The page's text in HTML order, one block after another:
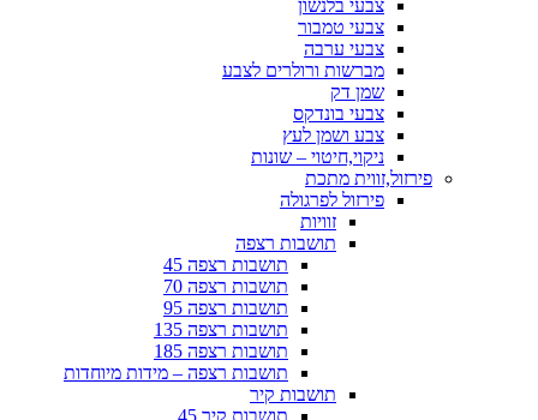
צבעי בלנשון
צבעי טמבור
צבעי ערבה
מברשות ורולרים לצבע
שמן דק
צבעי בונדקס
צבע ושמן לעץ
ניקוי,חיטוי – שונות
פירזול,זווית מתכת
פירזול לפרגולה
זוויות
תושבות רצפה
תושבות רצפה 45
תושבות רצפה 70
תושבות רצפה 95
תושבות רצפה 135
תושבות רצפה 185
תושבות רצפה – מידות מיוחדות
תושבות קיר
תושבות קיר 45